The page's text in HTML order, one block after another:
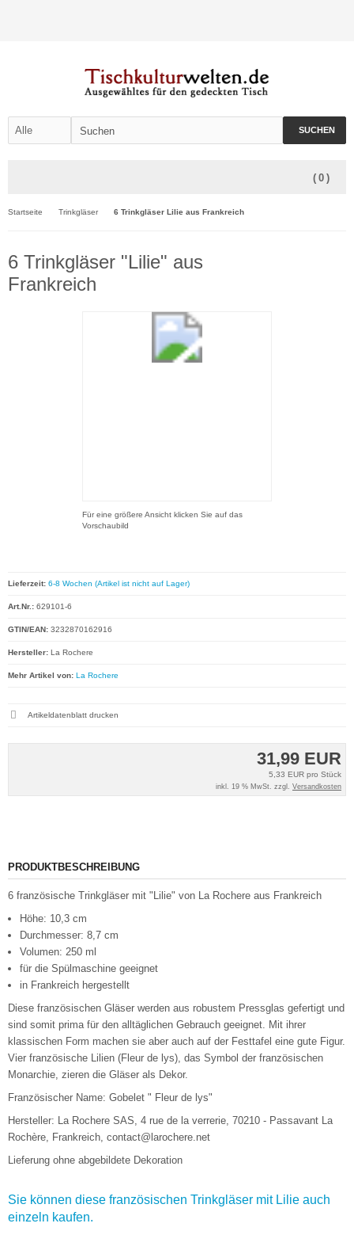
SUCHEN
( 0 )
Startseite Trinkgläser 6 Trinkgläser Lilie aus Frankreich
6 Trinkgläser "Lilie" aus
Frankreich
Für eine größere Ansicht klicken Sie auf das
Vorschaubild
31,99 EUR
5,33 EUR pro Stück
inkl. 19 % MwSt. zzgl. Versandkosten
Lieferzeit: 6-8 Wochen (Artikel ist nicht auf Lager)
Art.Nr.: 629101-6
GTIN/EAN: 3232870162916
Hersteller: La Rochere
Mehr Artikel von: La Rochere
Artikeldatenblatt drucken
PRODUKTBESCHREIBUNG
6 französische Trinkgläser mit "Lilie" von La Rochere aus Frankreich
Höhe: 10,3 cm
Durchmesser: 8,7 cm
Volumen: 250 ml
für die Spülmaschine geeignet
in Frankreich hergestellt
Diese französischen Gläser werden aus robustem Pressglas gefertigt und
sind somit prima für den alltäglichen Gebrauch geeignet. Mit ihrer
klassischen Form machen sie aber auch auf der Festtafel eine gute Figur.
Vier französische Lilien (Fleur de lys), das Symbol der französischen
Monarchie, zieren die Gläser als Dekor.
Französischer Name: Gobelet " Fleur de lys"
Hersteller: La Rochere SAS, 4 rue de la verrerie, 70210 - Passavant La
Rochère, Frankreich, contact@larochere.net
Lieferung ohne abgebildete Dekoration
Sie können diese französischen Trinkgläser mit Lilie auch
einzeln kaufen.